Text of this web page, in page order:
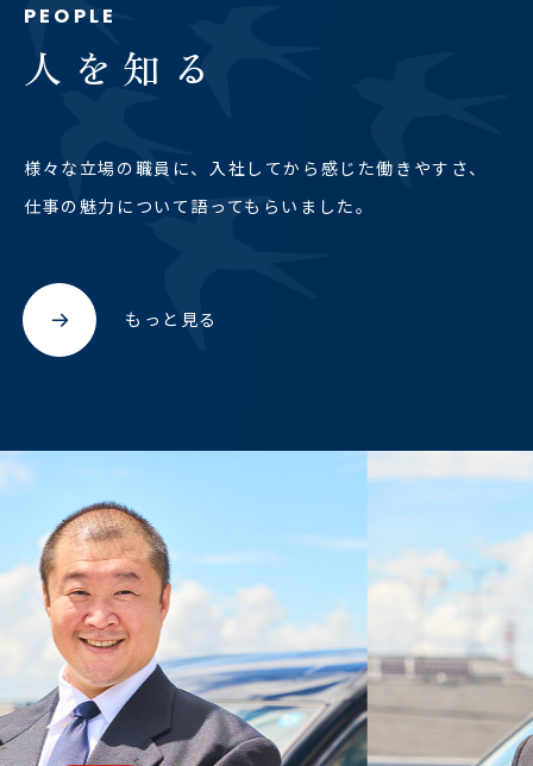
PEOPLE
人を知る
様々な立場の職員に、入社してから感じた働きやすさ、
仕事の魅力について語ってもらいました。
もっと見る